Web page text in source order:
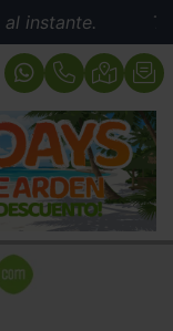
Tasación